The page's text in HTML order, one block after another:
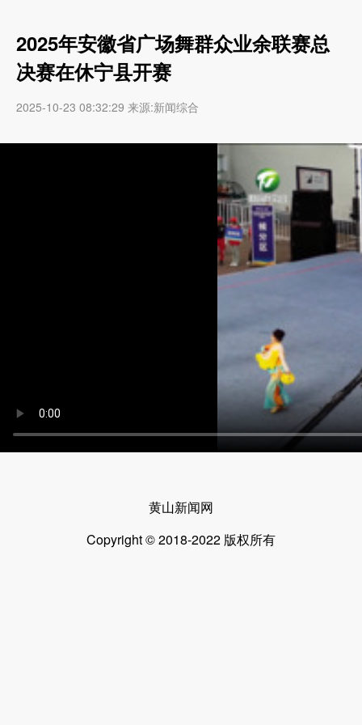
2025年安徽省广场舞群众业余联赛总
决赛在休宁县开赛
2025-10-23 08:32:29 来源:新闻综合
黄山新闻网
Copyright © 2018-2022 版权所有